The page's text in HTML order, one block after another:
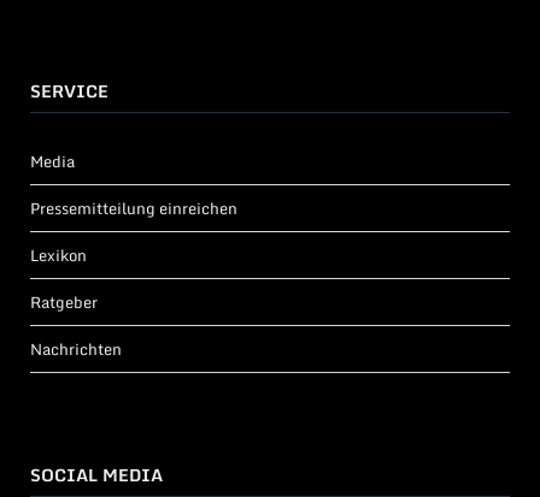
SERVICE
Media
Pressemitteilung einreichen
Lexikon
Ratgeber
Nachrichten
SOCIAL MEDIA